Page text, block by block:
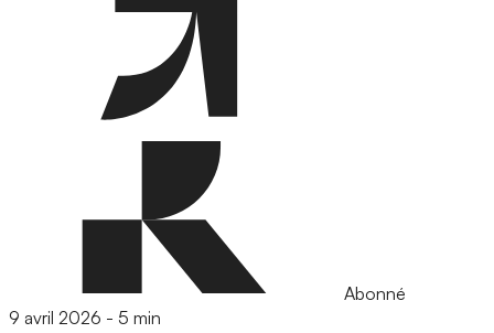
Abonné
9 avril 2026 - 5 min